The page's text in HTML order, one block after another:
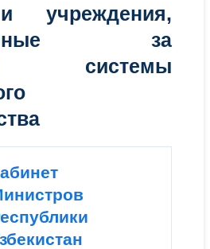
учреждения,
за
системы